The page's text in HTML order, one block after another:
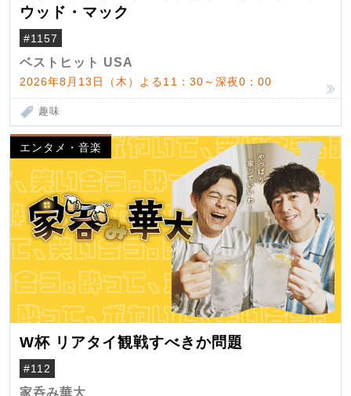
ウッド・マック
#1157
ベストヒット USA
2026年8月13日（木）よる11：30～深夜0：00
趣味
エンタメ・音楽
W杯 リアタイ観戦すべきか問題
#112
家呑み華大